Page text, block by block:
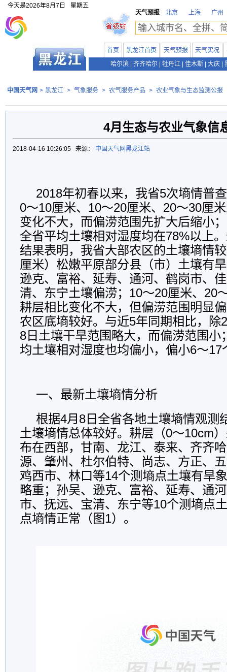
今天是2026年8月7日
星期五
天气预报
北京 上海 广州
首页 黑龙江首页 天气预报 天气实况
哈尔滨
齐齐哈尔 牡丹江 佳木斯 大庆
中国天气网 > 黑龙江 > 气象服务 > 农气服务产品 > 农业气象与生态监测公报
4月生态与农业气象信
2018-04-16 10:26:05 来源： 中国天气网黑龙江站
2018年初春以来，我省5次墒情普
0～10厘米、10～20厘米、20～30厘
变化不大，而偏涝范围先扩大后缩小
全省平均土壤相对湿度均在78%以上
结果表明，我省大部农区的土壤墒情
厘米）松嫩平原部分县（市）土壤有
逊克、富裕、延寿、通河、鹤岗市、
清、东宁土壤偏涝；10～20厘米、20
耕层相比变化不大，但偏涝范围明显
农区底墒较好。与近5年同期相比，除
8日土壤干旱范围略大，而偏涝范围小
均土壤相对湿度也均偏小，偏小6～17
一、最新土壤墒情分析
根据4月8日全省各地土壤墒情观测
土壤墒情总体较好。耕层（0～10cm
布在西部，甘南、龙江、泰来、齐齐
源、肇州、杜尔伯特、尚志、方正、
鸡西市、林口等14个测墒点土壤有旱
略重；孙吴、逊克、富裕、延寿、通
市、抚远、宝清、东宁等10个测墒点
点墒情正常（图1）。